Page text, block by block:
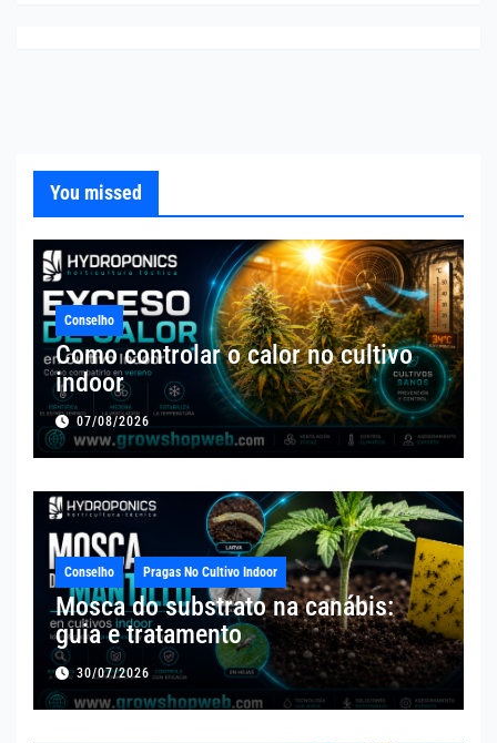
You missed
Conselho
Como controlar o calor no cultivo
indoor
07/08/2026
Conselho Pragas No Cultivo Indoor
Mosca do substrato na canábis:
guia e tratamento
30/07/2026